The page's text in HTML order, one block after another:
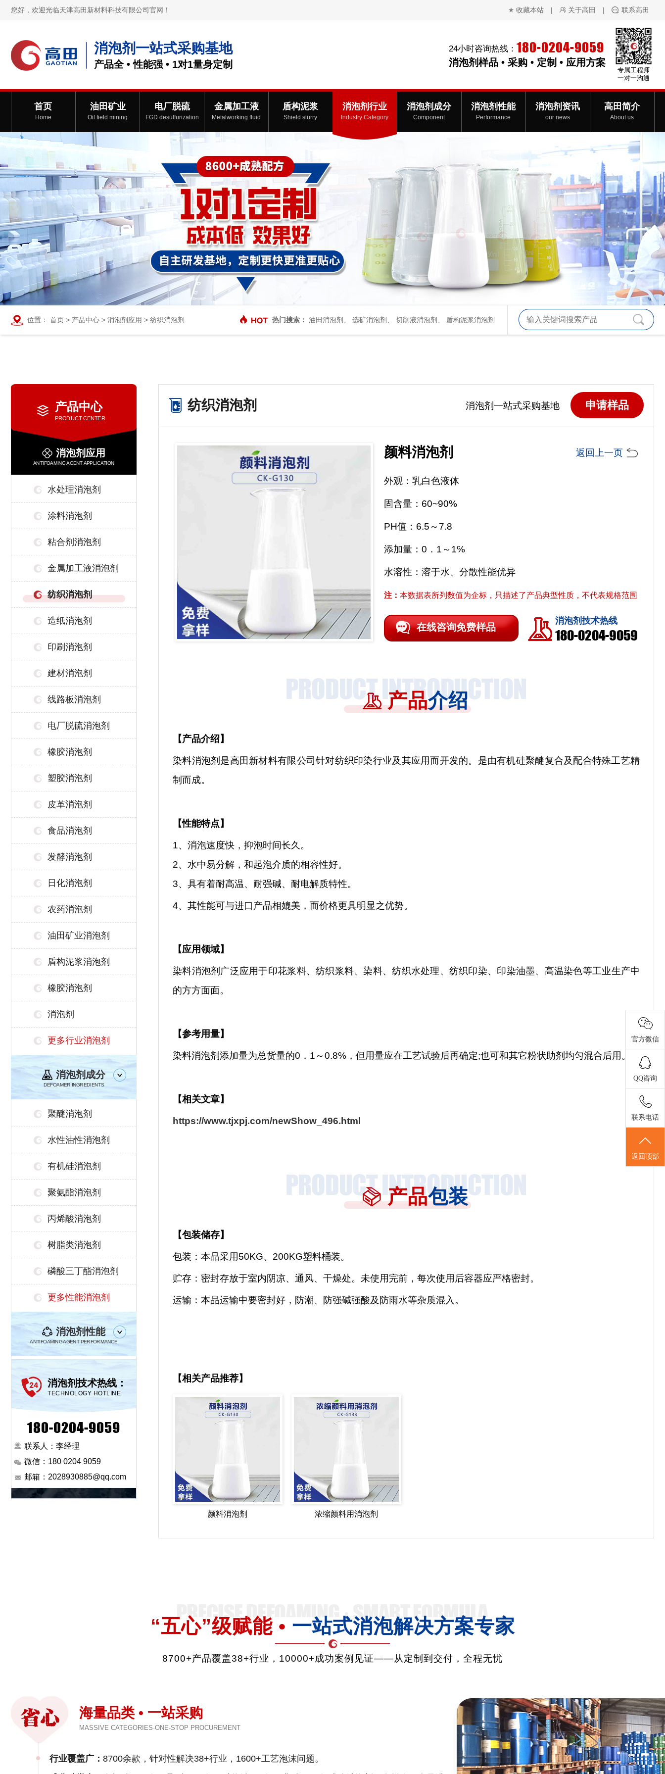
您好，欢迎光临天津高田新材料科技有限公司官网！ 收藏本站 | 关于高田 | 联系高田
消泡剂一站式采购基地
产品全 • 性能强 • 1对1量身定制
24小时咨询热线： 180-0204-9059
消泡剂样品 • 采购 • 定制 • 应用方案
专属工程师
一对一沟通
首页
Home
油田矿业
Oil field mining
电厂脱硫
FGD desulfurization
金属加工液
Metalworking fluid
盾构泥浆
Shield slurry
消泡剂行业
Industry Category
消泡剂成分
Component
消泡剂性能
Performance
消泡剂资讯
our news
高田简介
About us
位置： 首页 > 产品中心 > 消泡剂应用 > 纺织消泡剂 热门搜索： 油田消泡剂 选矿消泡剂 切削液消泡剂 盾构泥浆消泡剂
产品中心
PRODUCT CENTER
消泡剂应用
ANTIFOAMING AGENT APPLICATION
水处理消泡剂
涂料消泡剂
粘合剂消泡剂
金属加工液消泡剂
纺织消泡剂
造纸消泡剂
印刷消泡剂
建材消泡剂
线路板消泡剂
电厂脱硫消泡剂
橡胶消泡剂
塑胶消泡剂
皮革消泡剂
食品消泡剂
发酵消泡剂
日化消泡剂
农药消泡剂
油田矿业消泡剂
盾构泥浆消泡剂
橡胶消泡剂
消泡剂
更多行业消泡剂
消泡剂成分
DEFOAMER INGREDIENTS
聚醚消泡剂
水性油性消泡剂
有机硅消泡剂
聚氨酯消泡剂
丙烯酸消泡剂
树脂类消泡剂
磷酸三丁酯消泡剂
更多性能消泡剂
消泡剂性能
ANTIFOAMING AGENT PERFORMANCE
消泡剂技术热线：
TECHNOLOGY HOTLINE
180-0204-9059
联系人：李经理
微信：180 0204 9059
邮箱：2028930885@qq.com
纺织消泡剂 消泡剂一站式采购基地 申请样品
颜料消泡剂 返回上一页
外观：乳白色液体
固含量：60~90%
PH值：6.5～7.8
添加量：0．1～1℅
水溶性：溶于水、分散性能优异
注： 本数据表所列数值为企标，只描述了产品典型性质，不代表规格范围
在线咨询免费样品
消泡剂技术热线
180-0204-9059
产品介绍
【产品介绍】
染料消泡剂是高田新材料有限公司针对纺织印染行业及其应用而开发的。 是由有机硅聚醚复合及配合特殊工艺精
制而成。
【性能特点】
1、 消泡速度快，抑泡时间长久。
2、水中易分解，和起泡介质的相容性好。
3、 具有着耐高温、耐强碱、 耐电解质特性。
4、其性能可与进口产品相媲美，而价格更具明显之优势。
【应用领域】
染料消泡剂 广泛应用于印花浆料、纺织浆料、染料、纺织水处理、纺织印染、印染油墨、 高温染色等工业生产中
的方方面面。
【参考用量】
染料消泡剂添加量为总货量的0．1～0.8℅，但用量应在工艺试验后再确定;也可和其它粉状助剂均匀混合后用。
【相关文章】
https://www.tjxpj.com/newShow_496.html
产品包装
【包装储存】
包装：本品采用50KG、200KG塑料桶装。
贮存：密封存放于室内阴凉、通风、干燥处。未使用完前，每次使用后容器应严格密封。
运输：本品运输中要密封好，防潮、防强碱强酸及防雨水等杂质混入。
【相关产品推荐】
颜料消泡剂 浓缩颜料用消泡剂
“五心”级赋能 • 一站式消泡解决方案专家
8700+产品覆盖38+行业，10000+成功案例见证——从定制到交付，全程无忧
海量品类 • 一站采购
MASSIVE CATEGORIES·ONE-STOP PROCUREMENT
行业覆盖广： 8700余款，针对性解决38+行业，1600+工艺泡沫问题。
官方微信
QQ咨询
联系电话
返回顶部